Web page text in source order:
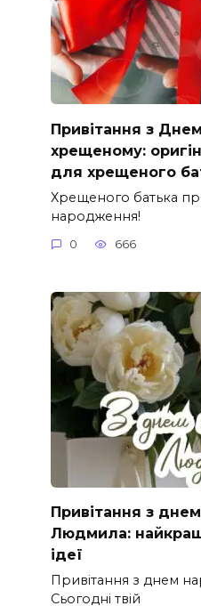
Привітання з
хрещеному:
для хрещеного
Хрещеного батька
народження!
0 666
Привітання з
Людмила:
ідеї
Привітання з днем
Сьогодні твій